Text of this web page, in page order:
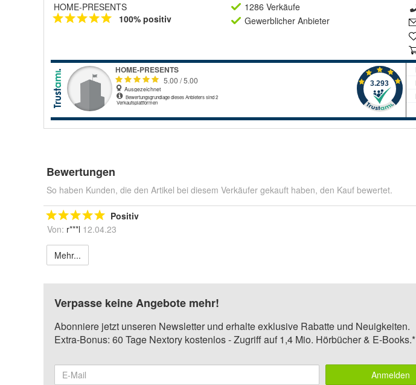
HOME-PRESENTS
100% positiv
1286 Verkäufe
Gewerblicher Anbieter
Bewertungen
So haben Kunden, die den Artikel bei diesem Verkäufer gekauft haben, den Kauf bewertet.
Positiv
Von: r***l 12.04.23
Mehr...
Verpasse keine Angebote mehr!
Abonniere jetzt unseren Newsletter und erhalte exklusive Rabatte und Neuigkeiten.
Extra-Bonus: 60 Tage Nextory kostenlos - Zugriff auf 1,4 Mio. Hörbücher & E-Books.*
Anmelden